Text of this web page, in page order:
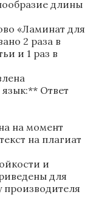
длины
«Ламинат для
2 раза в
и 1 раз в
Ответ
на момент
на плагиат
и
для
производителя